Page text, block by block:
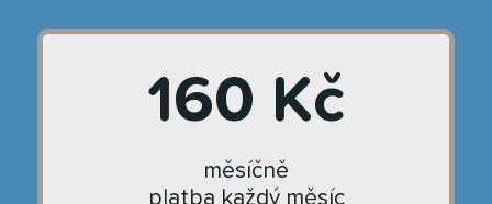
160 Kč
měsíčně
platba každý měsíc